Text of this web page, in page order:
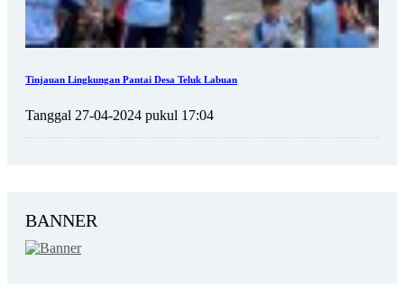
Tinjauan Lingkungan Pantai Desa Teluk Labuan
Tanggal 27-04-2024 pukul 17:04
BANNER